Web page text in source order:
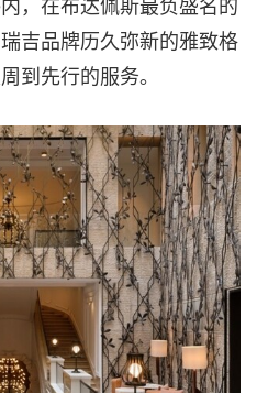
吉品牌历久弥新的雅致格
到先行的服务。